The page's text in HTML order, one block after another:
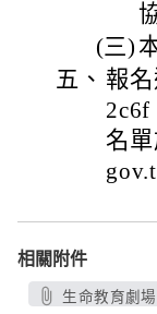
(三)
五、 報
2c6f
名
相關附件
生命教育劇